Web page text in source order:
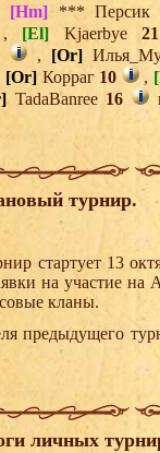
[Hm] ***
[El] Kjaerbye 21
, [Or]
[Or] Корраг 10 ,
TadaBanree 16
турнир.
стартует 13
на участие
кланы.
предыдущего
личных